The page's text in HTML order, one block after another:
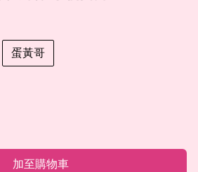
蛋黃哥
加至購物車